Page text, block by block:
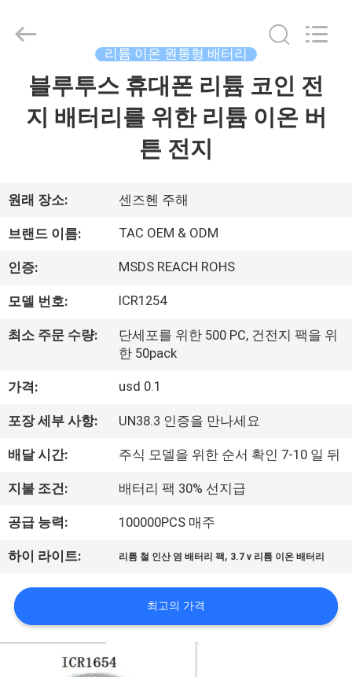
동
영
상
회
사
공
장
견
학
품
2011
Sunland
Technology
리튬 이온 원통형 배터리
블루투스 휴대폰 리튬 코인 전
지 배터리를 위한 리튬 이온 버
튼 전지
원래 장소: 센즈헨 주해
브랜드 이름: TAC OEM & ODM
인증: MSDS REACH ROHS
모델 번호: ICR1254
최소 주문 수량:
단세포를 위한 500 PC, 건전지 팩을 위
한 50pack
가격: usd 0.1
포장 세부 사항: UN38.3 인증을 만나세요
배달 시간: 주식 모델을 위한 순서 확인 7-10 일 뒤
지불 조건: 배터리 팩 30% 선지급
공급 능력: 100000PCS 매주
하이 라이트: 리튬 철 인산 염 배터리 팩 , 3.7 v 리튬 이온 배터리
최고의 가격